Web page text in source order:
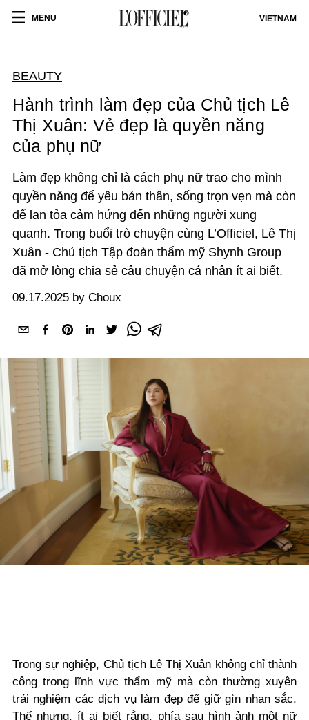
MENU VIETNAM
BEAUTY
Hành trình làm đẹp của Chủ tịch Lê
Thị Xuân: Vẻ đẹp là quyền năng
của phụ nữ
Làm đẹp không chỉ là cách phụ nữ trao cho mình
quyền năng để yêu bản thân, sống trọn vẹn mà còn
để lan tỏa cảm hứng đến những người xung
quanh. Trong buổi trò chuyện cùng L’Officiel, Lê Thị
Xuân - Chủ tịch Tập đoàn thẩm mỹ Shynh Group
đã mở lòng chia sẻ câu chuyện cá nhân ít ai biết.
09.17.2025 by Choux
Trong sự nghiệp, Chủ tịch Lê Thị Xuân không chỉ thành
công trong lĩnh vực thẩm mỹ mà còn thường xuyên
trải nghiệm các dịch vụ làm đẹp để giữ gìn nhan sắc.
Thế nhưng, ít ai biết rằng, phía sau hình ảnh một nữ